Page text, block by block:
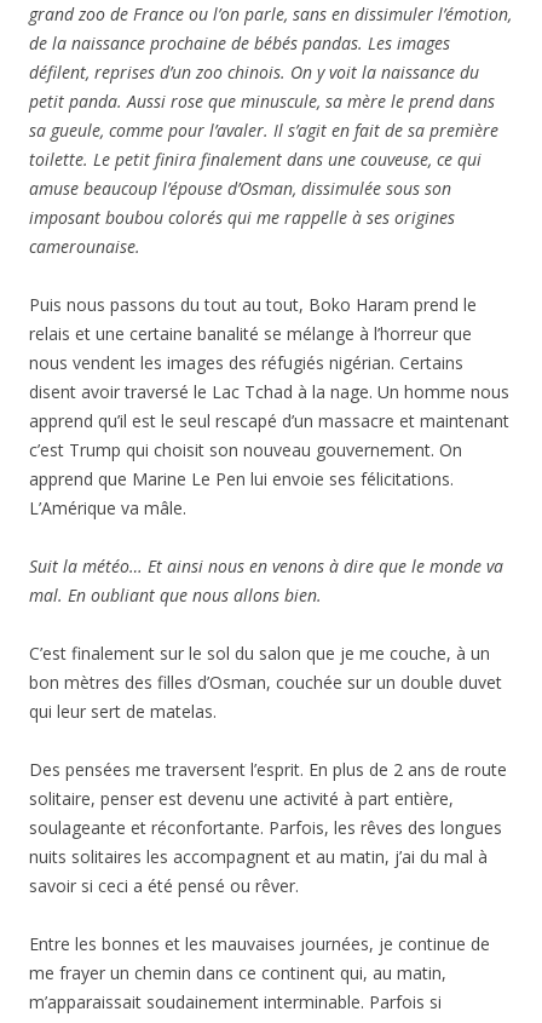
grand zoo de France ou l’on parle, sans en dissimuler l’émotion,
de la naissance prochaine de bébés pandas. Les images
défilent, reprises d’un zoo chinois. On y voit la naissance du
petit panda. Aussi rose que minuscule, sa mère le prend dans
sa gueule, comme pour l’avaler. Il s’agit en fait de sa première
toilette. Le petit finira finalement dans une couveuse, ce qui
amuse beaucoup l’épouse d’Osman, dissimulée sous son
imposant boubou colorés qui me rappelle à ses origines
camerounaise.
Puis nous passons du tout au tout, Boko Haram prend le
relais et une certaine banalité se mélange à l’horreur que
nous vendent les images des réfugiés nigérian. Certains
disent avoir traversé le Lac Tchad à la nage. Un homme nous
apprend qu’il est le seul rescapé d’un massacre et maintenant
c’est Trump qui choisit son nouveau gouvernement. On
apprend que Marine Le Pen lui envoie ses félicitations.
L’Amérique va mâle.
Suit la météo… Et ainsi nous en venons à dire que le monde va
mal. En oubliant que nous allons bien.
C’est finalement sur le sol du salon que je me couche, à un
bon mètres des filles d’Osman, couchée sur un double duvet
qui leur sert de matelas.
Des pensées me traversent l’esprit. En plus de 2 ans de route
solitaire, penser est devenu une activité à part entière,
soulageante et réconfortante. Parfois, les rêves des longues
nuits solitaires les accompagnent et au matin, j’ai du mal à
savoir si ceci a été pensé ou rêver.
Entre les bonnes et les mauvaises journées, je continue de
me frayer un chemin dans ce continent qui, au matin,
m’apparaissait soudainement interminable. Parfois si